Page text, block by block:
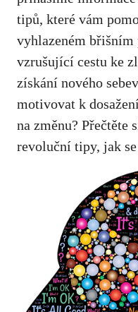
tipů, které vám
vyhlazeném břišním
vzrušující cestu ke
získání nového
motivovat k
na změnu? Přečtěte
revoluční tipy, jak